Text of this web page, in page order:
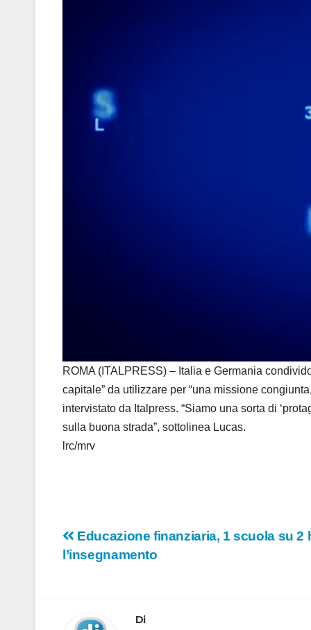
ROMA (ITALPRESS) – Italia e Germania
capitale” da utilizzare per “una missione
intervistato da Italpress. “Siamo una sorta di
sulla buona strada”, sottolinea Lucas.
lrc/mrv
Navigazione
articoli
Educazione finanziaria, 1 scuola su 2
l’insegnamento
Di